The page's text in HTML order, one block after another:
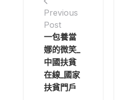
Previous
Post
一包養當
娜的微笑_
中國扶貧
在線_國家
扶貧門戶